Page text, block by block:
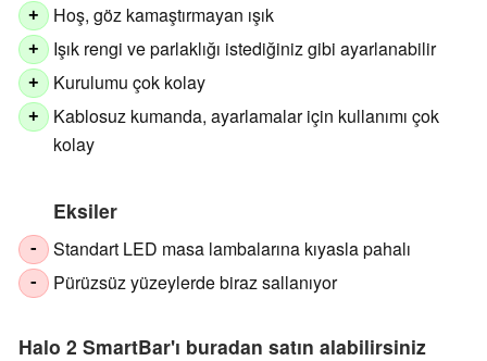
+ Hoş, göz kamaştırmayan ışık
+ Işık rengi ve parlaklığı istediğiniz gibi ayarlanabilir
+ Kurulumu çok kolay
+
Kablosuz kumanda, ayarlamalar için kullanımı çok
kolay
Eksiler
- Standart LED masa lambalarına kıyasla pahalı
- Pürüzsüz yüzeylerde biraz sallanıyor
Halo 2 SmartBar'ı buradan satın alabilirsiniz